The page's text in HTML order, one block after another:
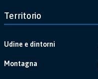
Territorio
Udine e dintorni
Montagna